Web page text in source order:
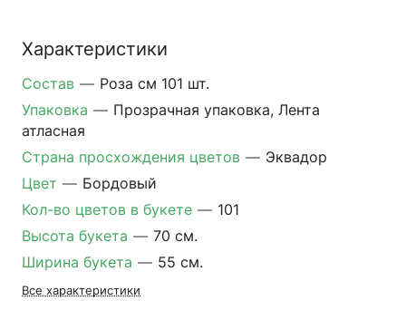
Характеристики
Состав — Роза см 101 шт.
Упаковка — Прозрачная упаковка, Лента
атласная
Страна просхождения цветов — Эквадор
Цвет — Бордовый
Кол-во цветов в букете — 101
Высота букета — 70 см.
Ширина букета — 55 см.
Все характеристики